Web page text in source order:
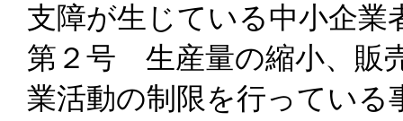
支障が生じている中小企業
第２号 生産量の縮小、販
業活動の制限を行っている